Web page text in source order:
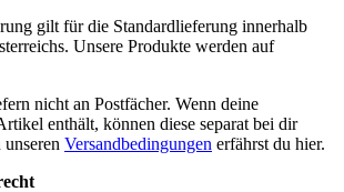
gilt für die Standardlieferung innerhalb
Unsere Produkte werden auf
nicht an Postfächer. Wenn deine
enthält, können diese separat bei dir
Versandbedingungen erfährst du hier.